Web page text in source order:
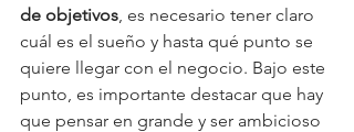
de objetivos, es necesario tener claro
cuál es el sueño y hasta qué punto se
quiere llegar con el negocio. Bajo este
punto, es importante destacar que hay
que pensar en grande y ser ambicioso